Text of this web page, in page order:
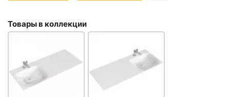
Товары в коллекции